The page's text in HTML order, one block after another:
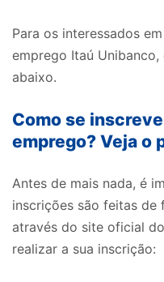
Para os interessados
emprego Itaú
abaixo.
Como se
emprego? Veja o
Antes de mais nada, é
inscrições são feitas
através do site oficial
realizar a sua inscrição: